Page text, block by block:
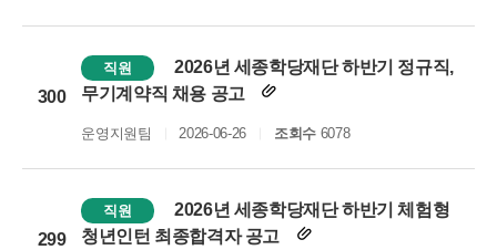
300
직원
2026년 세종학당재단 하반기 정규직,
무기계약직 채용 공고
운영지원팀 2026-06-26 조회수6078
299
직원
2026년 세종학당재단 하반기 체험형
청년인턴 최종합격자 공고